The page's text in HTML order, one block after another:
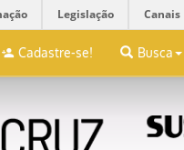
Legislação Canais
Cadastre-se! Busca